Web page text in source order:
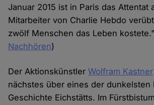
Januar 2015 ist in Paris das Attentat
Mitarbeiter von Charlie Hebdo
zwölf Menschen das Leben
Nachhören)
Der AktionskünstlerWolfram Kastner
nächstes über eines der dunkelsten
Geschichte Eichstätts. Im